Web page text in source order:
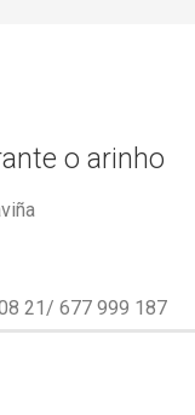
o arinho
21/ 677 999 187